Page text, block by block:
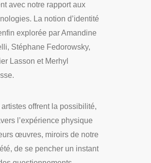
avec notre rapport aux
La notion d’identité
explorée par Amandine
Stéphane Fedorowsky,
Lasson et Merhyl
artistes offrent la possibilité,
l’expérience physique
œuvres, miroirs de notre
de se pencher un instant